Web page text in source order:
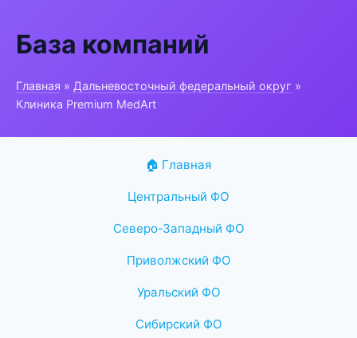
База компаний
Главная » Дальневосточный федеральный округ »
Клиника Premium MedArt
🏠 Главная
Центральный ФО
Северо-Западный ФО
Приволжский ФО
Уральский ФО
Сибирский ФО